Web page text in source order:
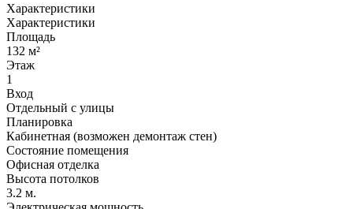
Характеристики
Характеристики
Площадь
132 м²
Этаж
1
Вход
Отдельный с улицы
Планировка
Кабинетная (возможен демонтаж стен)
Состояние помещения
Офисная отделка
Высота потолков
3.2 м.